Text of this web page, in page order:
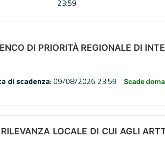
23:59
DI PRIORITÀ REGIONALE DI
di scadenza: 09/08/2026 23:59 Scade
LOCALE DI CUI AGLI